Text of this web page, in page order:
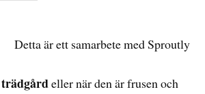
Detta är ett samarbete med Sproutly
eller när den är frusen och